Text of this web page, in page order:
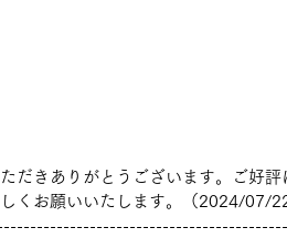
だきありがとうございます。ご好評
くお願いいたします。（2024/07/